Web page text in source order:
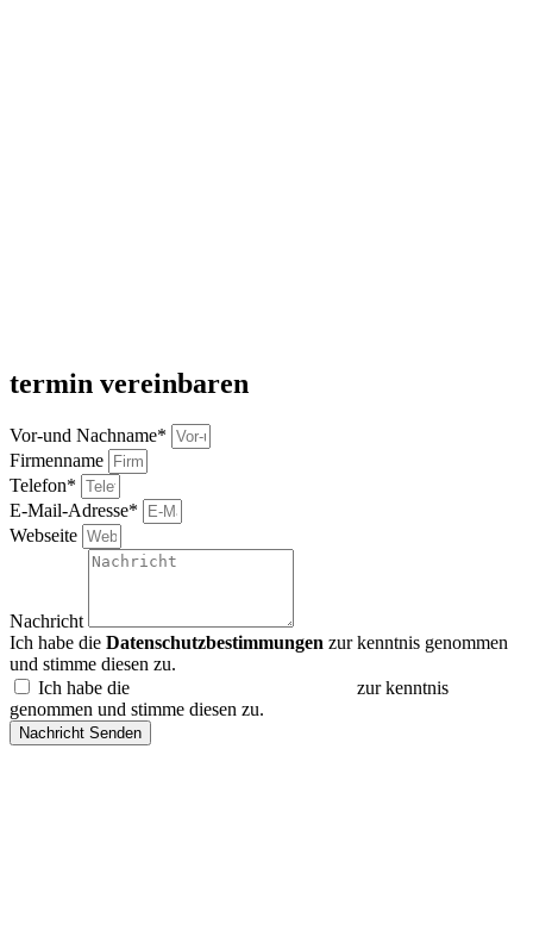
termin vereinbaren
Vor-und Nachname*
Firmenname
Telefon*
E-Mail-Adresse*
Webseite
Nachricht
Ich habe die Datenschutzbestimmungen zur kenntnis genommen
und stimme diesen zu.
Ich habe die
zur kenntnis
genommen und stimme diesen zu.
Nachricht Senden